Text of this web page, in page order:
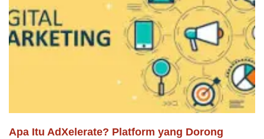
Apa Itu AdXelerate? Platform yang Dorong